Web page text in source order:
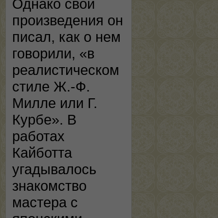
Однако свои
произведения он
писал, как о нем
говорили, «в
реалистическом
стиле Ж.-Ф.
Милле или Г.
Курбе». В
работах
Кайботта
угадывалось
знакомство
мастера с